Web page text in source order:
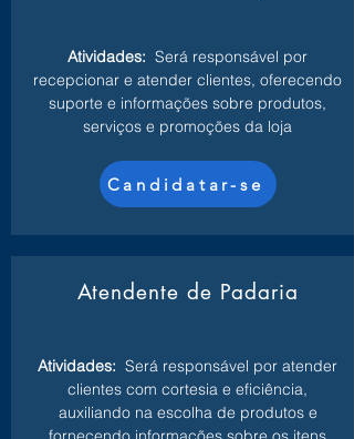
Atividades: Será responsável por
recepcionar e atender clientes, oferecendo
suporte e informações sobre produtos,
serviços e promoções da loja
Candidatar-se
Atendente de Padaria
Atividades: Será responsável por atender
clientes com cortesia e eficiência,
auxiliando na escolha de produtos e